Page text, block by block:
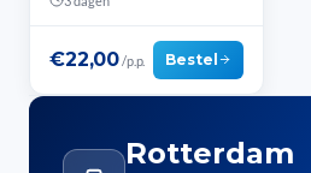
€22,00/p.p. Bestel
Rotterdam